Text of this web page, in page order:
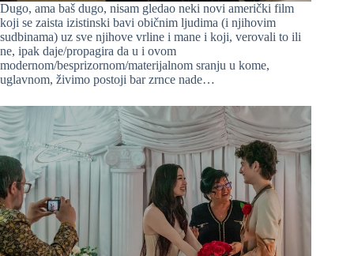
Dugo, ama baš dugo, nisam gledao neki novi američki film
koji se zaista izistinski bavi običnim ljudima (i njihovim
sudbinama) uz sve njihove vrline i mane i koji, verovali to ili
ne, ipak daje/propagira da u i ovom
modernom/besprizornom/materijalnom sranju u kome,
uglavnom, živimo postoji bar zrnce nade…